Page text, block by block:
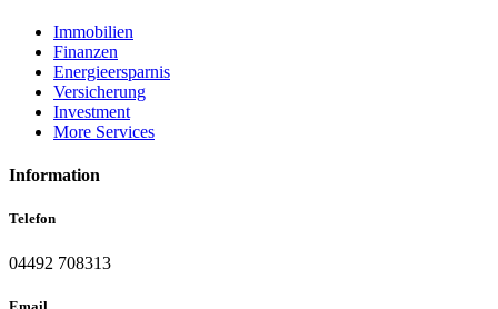
Immobilien
Finanzen
Energieersparnis
Versicherung
Investment
More Services
Information
Telefon
04492 708313